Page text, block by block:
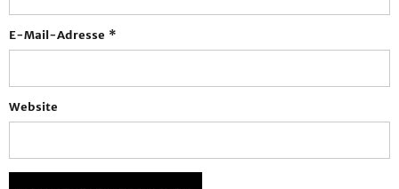
E-Mail-Adresse *
Website